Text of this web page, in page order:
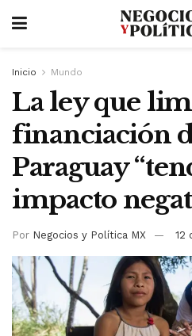
Inicio Mundo
La ley que
financiación
Paraguay
impacto
Por Negocios y Política MX 12